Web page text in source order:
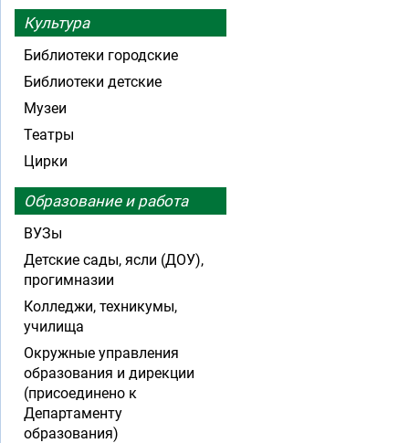
Культура
Библиотеки городские
Библиотеки детские
Музеи
Театры
Цирки
Образование и работа
ВУЗы
Детские сады, ясли (ДОУ),
прогимназии
Колледжи, техникумы,
училища
Окружные управления
образования и дирекции
(присоединено к
Департаменту
образования)